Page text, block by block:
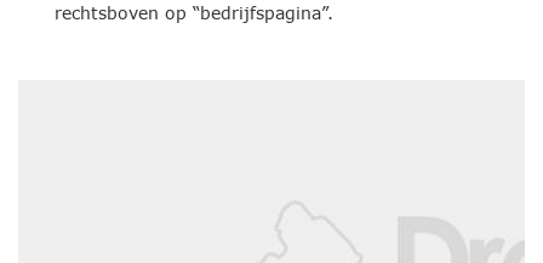
rechtsboven op “bedrijfspagina”.